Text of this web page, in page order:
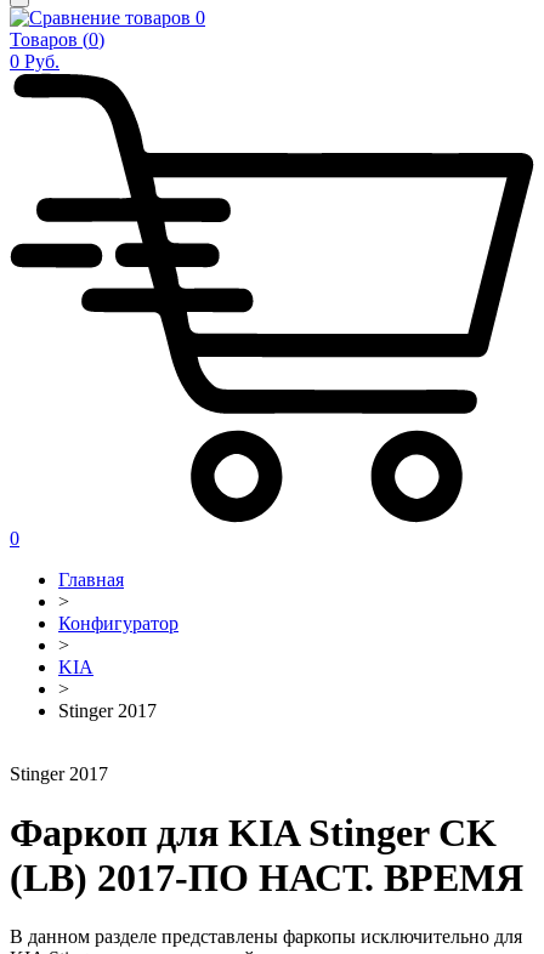
0
Товаров (0)
0 Руб.
0
Главная
>
Конфигуратор
>
KIA
>
Stinger 2017
Stinger 2017
Фаркоп для KIA Stinger CK
(LB) 2017-ПО НАСТ. ВРЕМЯ
В данном разделе представлены фаркопы исключительно для